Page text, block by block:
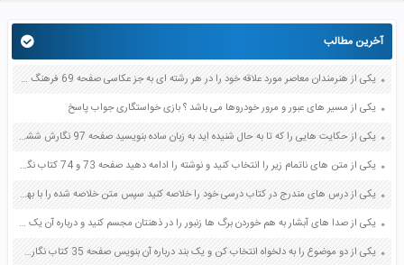
آخرین مطالب
یکی از هنرمندان معاصر مورد علاقه خود را در هر رشته ای به جز عکاسی صفحه 69 فرهنگ و هنر نهم
یکی از مسیر های عبور و مرور خودروها می باشد ؟ بازی خواستگاری جواب پاسخ
یکی از حکایت هایی را که تا به حال شنیده اید به زبان ساده بنویسید صفحه 97 نگارش ششم دبستان
یکی از متن های ناتمام زیر را انتخاب کنید و نوشته را ادامه دهید صفحه 73 و 74 کتاب نگارش فارسی پنجم دبستان
یکی از درس های مندرج در کتاب درسی خود را خلاصه کنید سپس متن خلاصه شده را با بهره گیری از روش های دسته بندی نمودار جدول نقشه مفهومی نشان دهید صفحه 118 نگارش یازدهم
یکی از صدا های آبشار به هم خوردن برگ ها زنبور را در ذهنتان مجسم کنید و درباره آن یک بند بنویسید صفحه 11 نگارش پنجم
یکی از دو موضوع را به دلخواه انتخاب کن و یک بند درباره آن بنویس صفحه 35 کتاب نگارش فارسی سوم